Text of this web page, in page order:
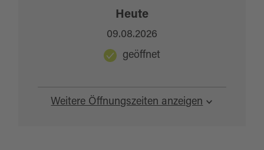
Weitere Öffnungszeiten anzeigen
Heute
09.08.2026
geöffnet